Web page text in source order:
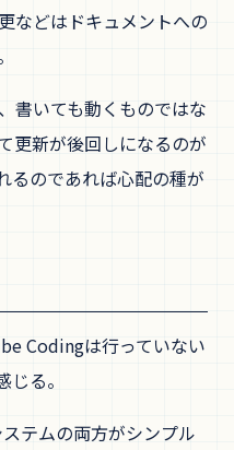
などはドキュメントへの
書いても動くものではな
更新が後回しになるのが
るのであれば心配の種が
Codingは行っていない
る。
テムの両方がシンプル